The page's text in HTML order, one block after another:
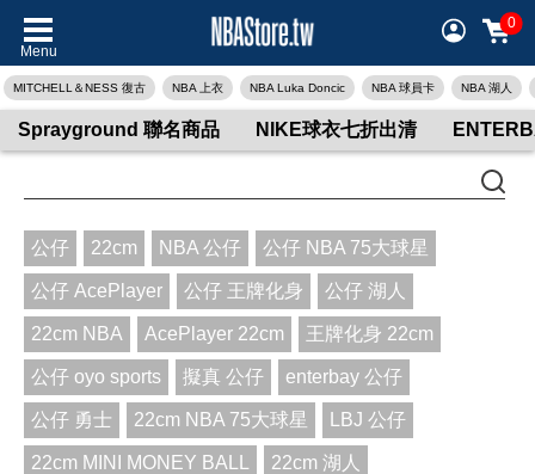
Menu
0
MITCHELL＆NESS 復古 NBA 上衣 NBA Luka Doncic NBA 球員卡 NBA 湖人
Sprayground 聯名商品 NIKE球衣七折出清
公仔 22cm NBA 公仔 公仔 NBA 75大球星
公仔 AcePlayer 公仔 王牌化身 公仔 湖人
22cm NBA AcePlayer 22cm 王牌化身 22cm
公仔 oyo sports 擬真 公仔 enterbay 公仔
公仔 勇士 22cm NBA 75大球星 LBJ 公仔
22cm MINI MONEY BALL 22cm 湖人